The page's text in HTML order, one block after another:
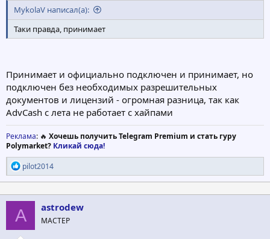
MykolaV написал(а):
Таки правда, принимает
Принимает и официально подключен и принимает, но
подключен без необходимых разрешительных
документов и лицензий - огромная разница, так как
AdvCash с лета не работает с хайпами
Реклама: 🔥 Хочешь получить Telegram Premium и стать гуру
Polymarket? Кликай сюда!
Р
е
а
к
ц
и
и
:
pilot2014
A astrodew
МАСТЕР